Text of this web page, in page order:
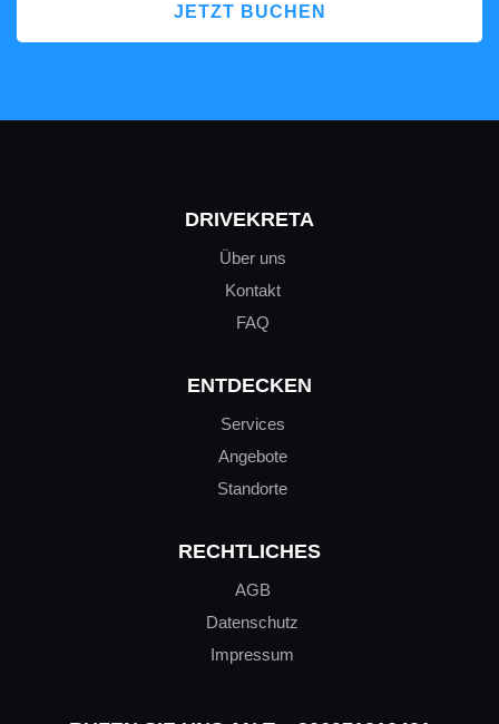
JETZT BUCHEN
DRIVEKRETA
Über uns
Kontakt
FAQ
ENTDECKEN
Services
Angebote
Standorte
RECHTLICHES
AGB
Datenschutz
Impressum